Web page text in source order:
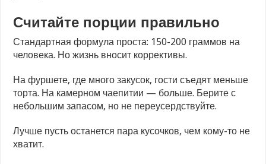
Считайте порции правильно
Стандартная формула проста: 150-200 граммов на
человека. Но жизнь вносит коррективы.
На фуршете, где много закусок, гости съедят меньше
торта. На камерном чаепитии — больше. Берите с
небольшим запасом, но не переусердствуйте.
Лучше пусть останется пара кусочков, чем кому-то не
хватит.